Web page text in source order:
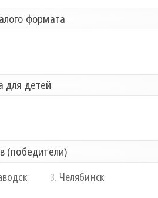
формата
для детей
(победители)
3. Челябинск